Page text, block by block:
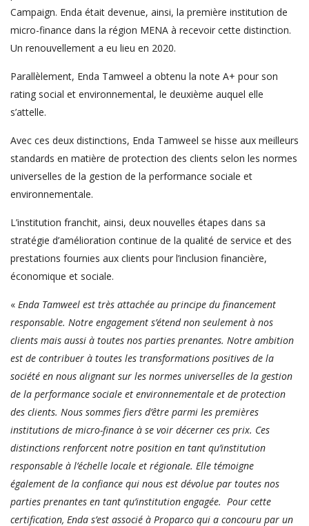
Campaign. Enda était devenue, ainsi, la première institution de
micro-finance dans la région MENA à recevoir cette distinction.
Un renouvellement a eu lieu en 2020.
Parallèlement, Enda Tamweel a obtenu la note A+ pour son
rating social et environnemental, le deuxième auquel elle
s’attelle.
Avec ces deux distinctions, Enda Tamweel se hisse aux meilleurs
standards en matière de protection des clients selon les normes
universelles de la gestion de la performance sociale et
environnementale.
L’institution franchit, ainsi, deux nouvelles étapes dans sa
stratégie d’amélioration continue de la qualité de service et des
prestations fournies aux clients pour l’inclusion financière,
économique et sociale.
« Enda Tamweel est très attachée au principe du financement
responsable. Notre engagement s’étend non seulement à nos
clients mais aussi à toutes nos parties prenantes. Notre ambition
est de contribuer à toutes les transformations positives de la
société en nous alignant sur les normes universelles de la gestion
de la performance sociale et environnementale et de protection
des clients. Nous sommes fiers d’être parmi les premières
institutions de micro-finance à se voir décerner ces prix. Ces
distinctions renforcent notre position en tant qu’institution
responsable à l’échelle locale et régionale. Elle témoigne
également de la confiance qui nous est dévolue par toutes nos
parties prenantes en tant qu’institution engagée. Pour cette
certification, Enda s’est associé à Proparco qui a concouru par un